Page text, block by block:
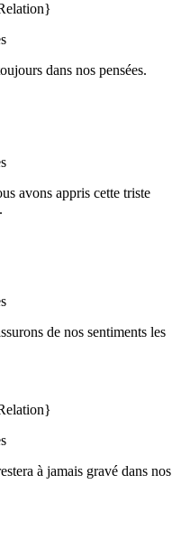
dans nos pensées.
avons appris cette triste
de nos sentiments les
à jamais gravé dans nos